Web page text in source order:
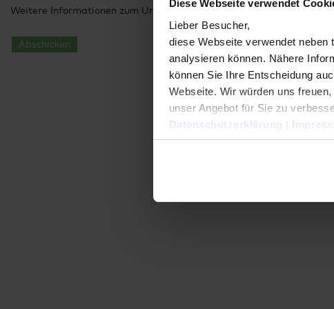
Diese Webseite verwendet
Lieber Besucher,
diese Webseite verwendet
analysieren können. Nähere
können Sie Ihre Entscheidung
Webseite. Wir würden uns
unser Angebot für Sie zu
Datenschutzerklärung
Weitere Informationen zum Umgang mit Ihren Daten finden Sie in
Abschicken